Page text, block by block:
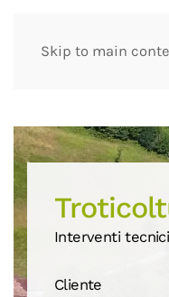
Skip to main
Interventi
Cliente